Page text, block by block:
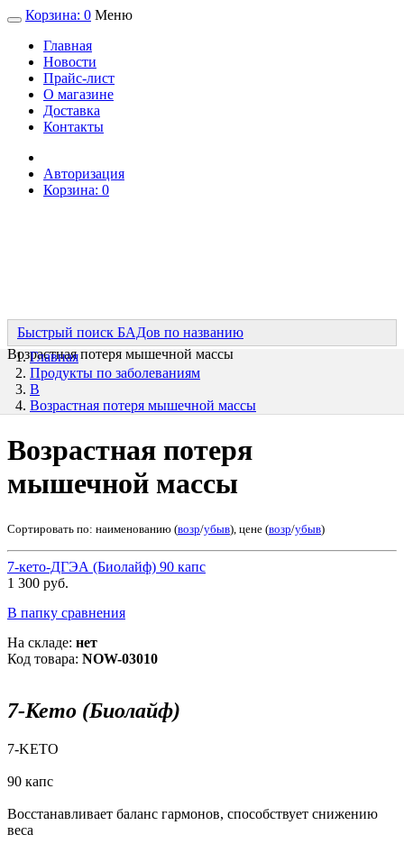
Корзина: 0 Меню
Главная
Новости
Прайс-лист
О магазине
Доставка
Контакты
Авторизация
Корзина: 0
Быстрый поиск БАДов по названию
Возрастная потеря мышечной массы
Главная
Продукты по заболеваниям
В
Возрастная потеря мышечной массы
Возрастная потеря
мышечной массы
Сортировать по: наименованию (возр/убыв), цене (возр/убыв)
7-кето-ДГЭА (Биолайф) 90 капс
1 300 руб.
В папку сравнения
На складе: нет
Код товара: NOW-03010
7-Кето (Биолайф)
7-KETO
90 капс
Восстанавливает баланс гармонов, способствует снижению
веса